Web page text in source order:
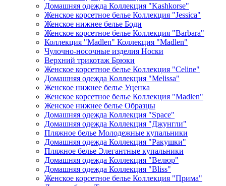
Домашняя одежда Коллекция "Kashkorse"
Женское корсетное белье Коллекция "Jessica"
Женское нижнее белье Боди
Женское корсетное белье Коллекция "Barbara"
Коллекция "Madlen" Коллекция "Madlen"
Чулочно-носочные изделия Носки
Верхний трикотаж Брюки
Женское корсетное белье Коллекция "Celine"
Домашняя одежда Коллекция "Melissa"
Женское нижнее белье Уценка
Женское корсетное белье Коллекция "Madlen"
Женское нижнее белье Образцы
Домашняя одежда Коллекция "Space"
Домашняя одежда Коллекция "Джунгли"
Пляжное белье Молодежные купальники
Домашняя одежда Коллекция "Ракушки"
Пляжное белье Элегантные купальники
Домашняя одежда Коллекция "Велюр"
Домашняя одежда Коллекция "Bliss"
Женское корсетное белье Коллекция "Прима"